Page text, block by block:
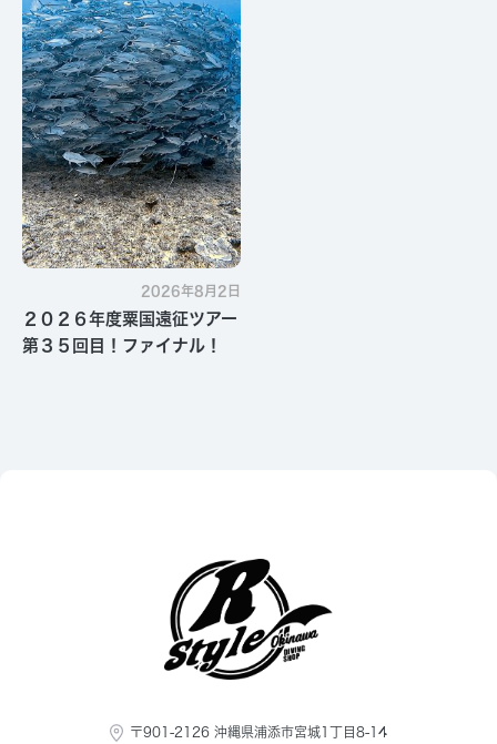
2026年8月2日
２０２６年度粟国遠征ツアー
第３５回目！ファイナル！
〒901-2126 沖縄県浦添市宮城1丁目8-14